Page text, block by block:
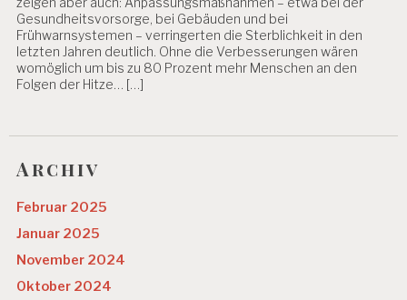
P
S
Y
H
G
S
N
H
EI
Gesundheitsvorsorge, bei Gebäuden und bei
Frühwarnsystemen – verringerten die Sterblichkeit in den
letzten Jahren deutlich. Ohne die Verbesserungen wären
womöglich um bis zu 80 Prozent mehr Menschen an den
Folgen der Hitze… […]
Archiv
Februar 2025
Januar 2025
November 2024
Oktober 2024